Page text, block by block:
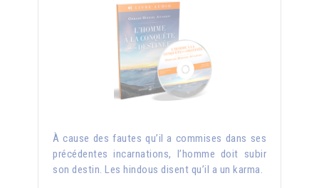
À cause des fautes qu’il a commises dans ses
précédentes incarnations, l’homme doit subir
son destin. Les hindous disent qu’il a un karma.